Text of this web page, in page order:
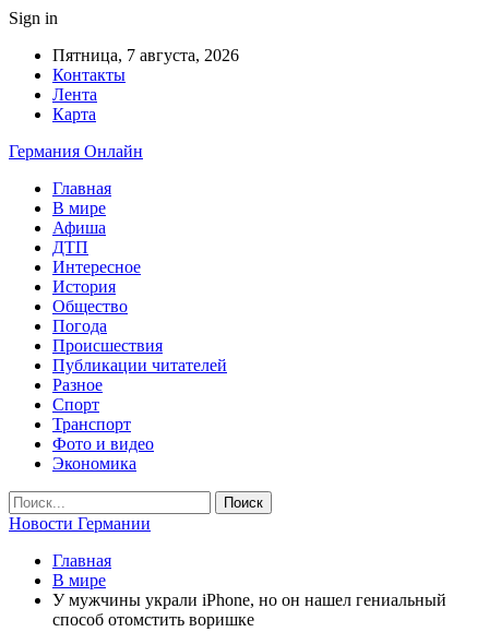
Sign in
Пятница, 7 августа, 2026
Контакты
Лента
Карта
Германия Онлайн
Главная
В мире
Афиша
ДТП
Интересное
История
Общество
Погода
Происшествия
Публикации читателей
Разное
Спорт
Транспорт
Фото и видео
Экономика
Новости Германии
Главная
В мире
У мужчины украли iPhone, но он нашел гениальный
способ отомстить воришке